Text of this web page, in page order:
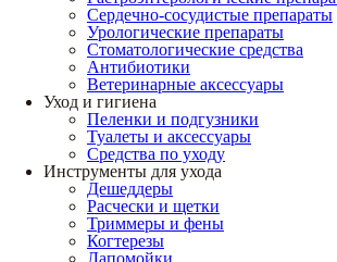
Сердечно-сосудистые препараты
Урологические препараты
Стоматологические средства
Антибиотики
Ветеринарные аксессуары
Уход и гигиена
Пеленки и подгузники
Туалеты и аксессуары
Средства по уходу
Инструменты для ухода
Дешеддеры
Расчески и щетки
Триммеры и фены
Когтерезы
Лапомойки